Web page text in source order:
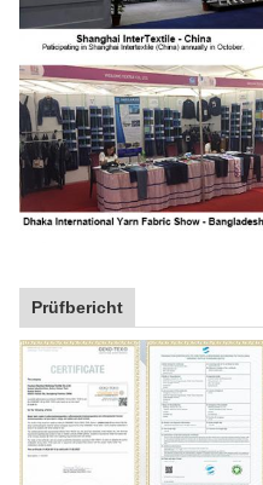
Prüfbericht